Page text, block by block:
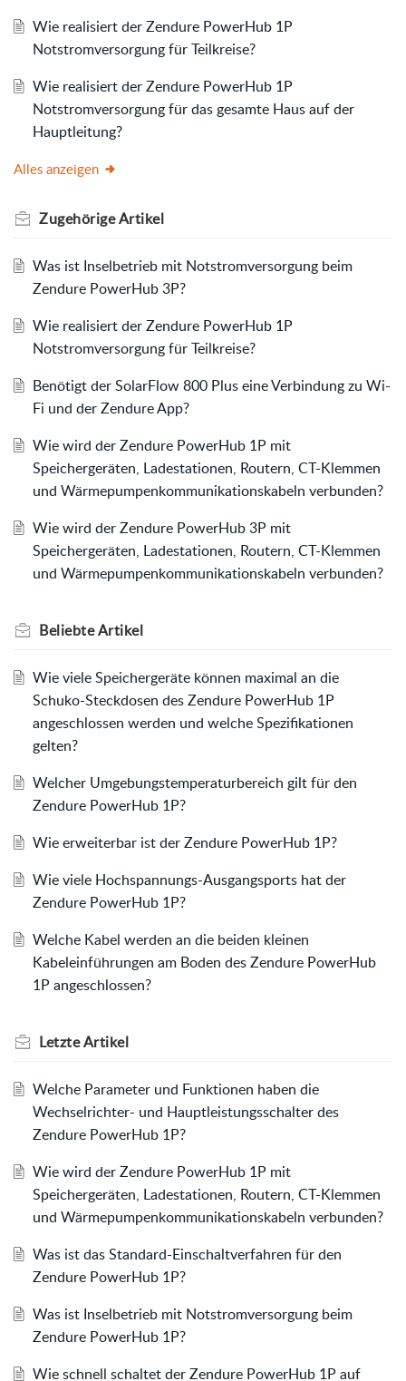
Wie realisiert der Zendure PowerHub 1P
Notstromversorgung für Teilkreise?
Wie realisiert der Zendure PowerHub 1P
Notstromversorgung für das gesamte Haus auf der
Hauptleitung?
Alles anzeigen
ZugehörigeArtikel
Was ist Inselbetrieb mit Notstromversorgung beim
Zendure PowerHub 3P?
Wie realisiert der Zendure PowerHub 1P
Notstromversorgung für Teilkreise?
Benötigt der SolarFlow 800 Plus eine Verbindung zu Wi-
Fi und der Zendure App?
Wie wird der Zendure PowerHub 1P mit
Speichergeräten, Ladestationen, Routern, CT-Klemmen
und Wärmepumpenkommunikationskabeln verbunden?
Wie wird der Zendure PowerHub 3P mit
Speichergeräten, Ladestationen, Routern, CT-Klemmen
und Wärmepumpenkommunikationskabeln verbunden?
BeliebteArtikel
Wie viele Speichergeräte können maximal an die
Schuko-Steckdosen des Zendure PowerHub 1P
angeschlossen werden und welche Spezifikationen
gelten?
Welcher Umgebungstemperaturbereich gilt für den
Zendure PowerHub 1P?
Wie erweiterbar ist der Zendure PowerHub 1P?
Wie viele Hochspannungs-Ausgangsports hat der
Zendure PowerHub 1P?
Welche Kabel werden an die beiden kleinen
Kabeleinführungen am Boden des Zendure PowerHub
1P angeschlossen?
LetzteArtikel
Welche Parameter und Funktionen haben die
Wechselrichter- und Hauptleistungsschalter des
Zendure PowerHub 1P?
Wie wird der Zendure PowerHub 1P mit
Speichergeräten, Ladestationen, Routern, CT-Klemmen
und Wärmepumpenkommunikationskabeln verbunden?
Was ist das Standard-Einschaltverfahren für den
Zendure PowerHub 1P?
Was ist Inselbetrieb mit Notstromversorgung beim
Zendure PowerHub 1P?
Wie schnell schaltet der Zendure PowerHub 1P auf